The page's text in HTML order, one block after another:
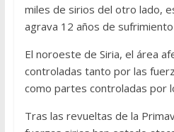
miles de sirios del otro lado,
agrava 12 años de
El noroeste de Siria, el área
controladas tanto por las
como partes controladas por
Tras las revueltas de la